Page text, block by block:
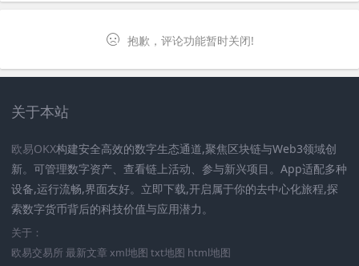
抱歉，评论功能暂时关闭!
关于本站
欧易OKX构建安全高效的数字生态通道,聚焦区块链与Web3领域创
新。可管理数字资产、查看链上活动、参与新兴项目。App适配多种
设备,运行流畅,界面友好。立即下载,开启属于你的去中心化旅程,探
索数字货币背后的科技价值与应用潜力。
关于：
欧易交易所 最新文章 xml地图 txt地图 html地图